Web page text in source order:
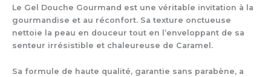
Le Gel Douche Gourmand est une véritable invitation à la
gourmandise et au réconfort. Sa texture onctueuse
nettoie la peau en douceur tout en l’enveloppant de sa
senteur irrésistible et chaleureuse de Caramel.
Sa formule de haute qualité, garantie sans parabène, a